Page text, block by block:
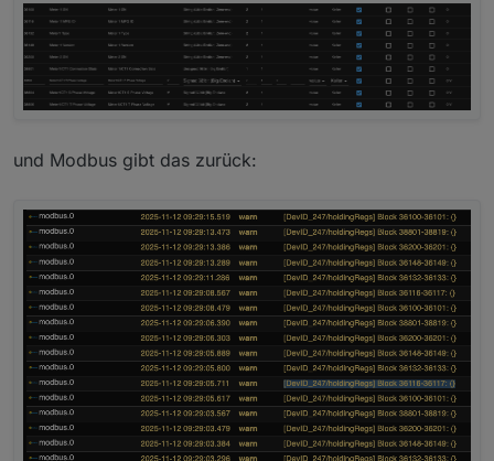
Ich habe mal versucht den Eigenverbrauch zu ermitteln:
Keien Gewähr ob das so richtig ist. Laut meiner Tabelle
würde der WR zwischen 100 und 150W verbrauchen.
P.S.: Die untere Rechnung passt auf jeden Fall nicht ;(
und Modbus gibt das zurück: